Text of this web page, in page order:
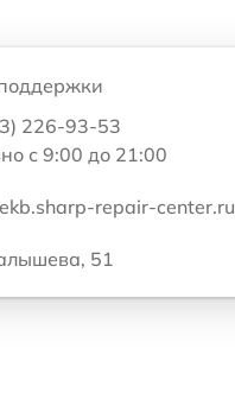
226-93-53
с 9:00 до 21:00
repair-center.ru
51